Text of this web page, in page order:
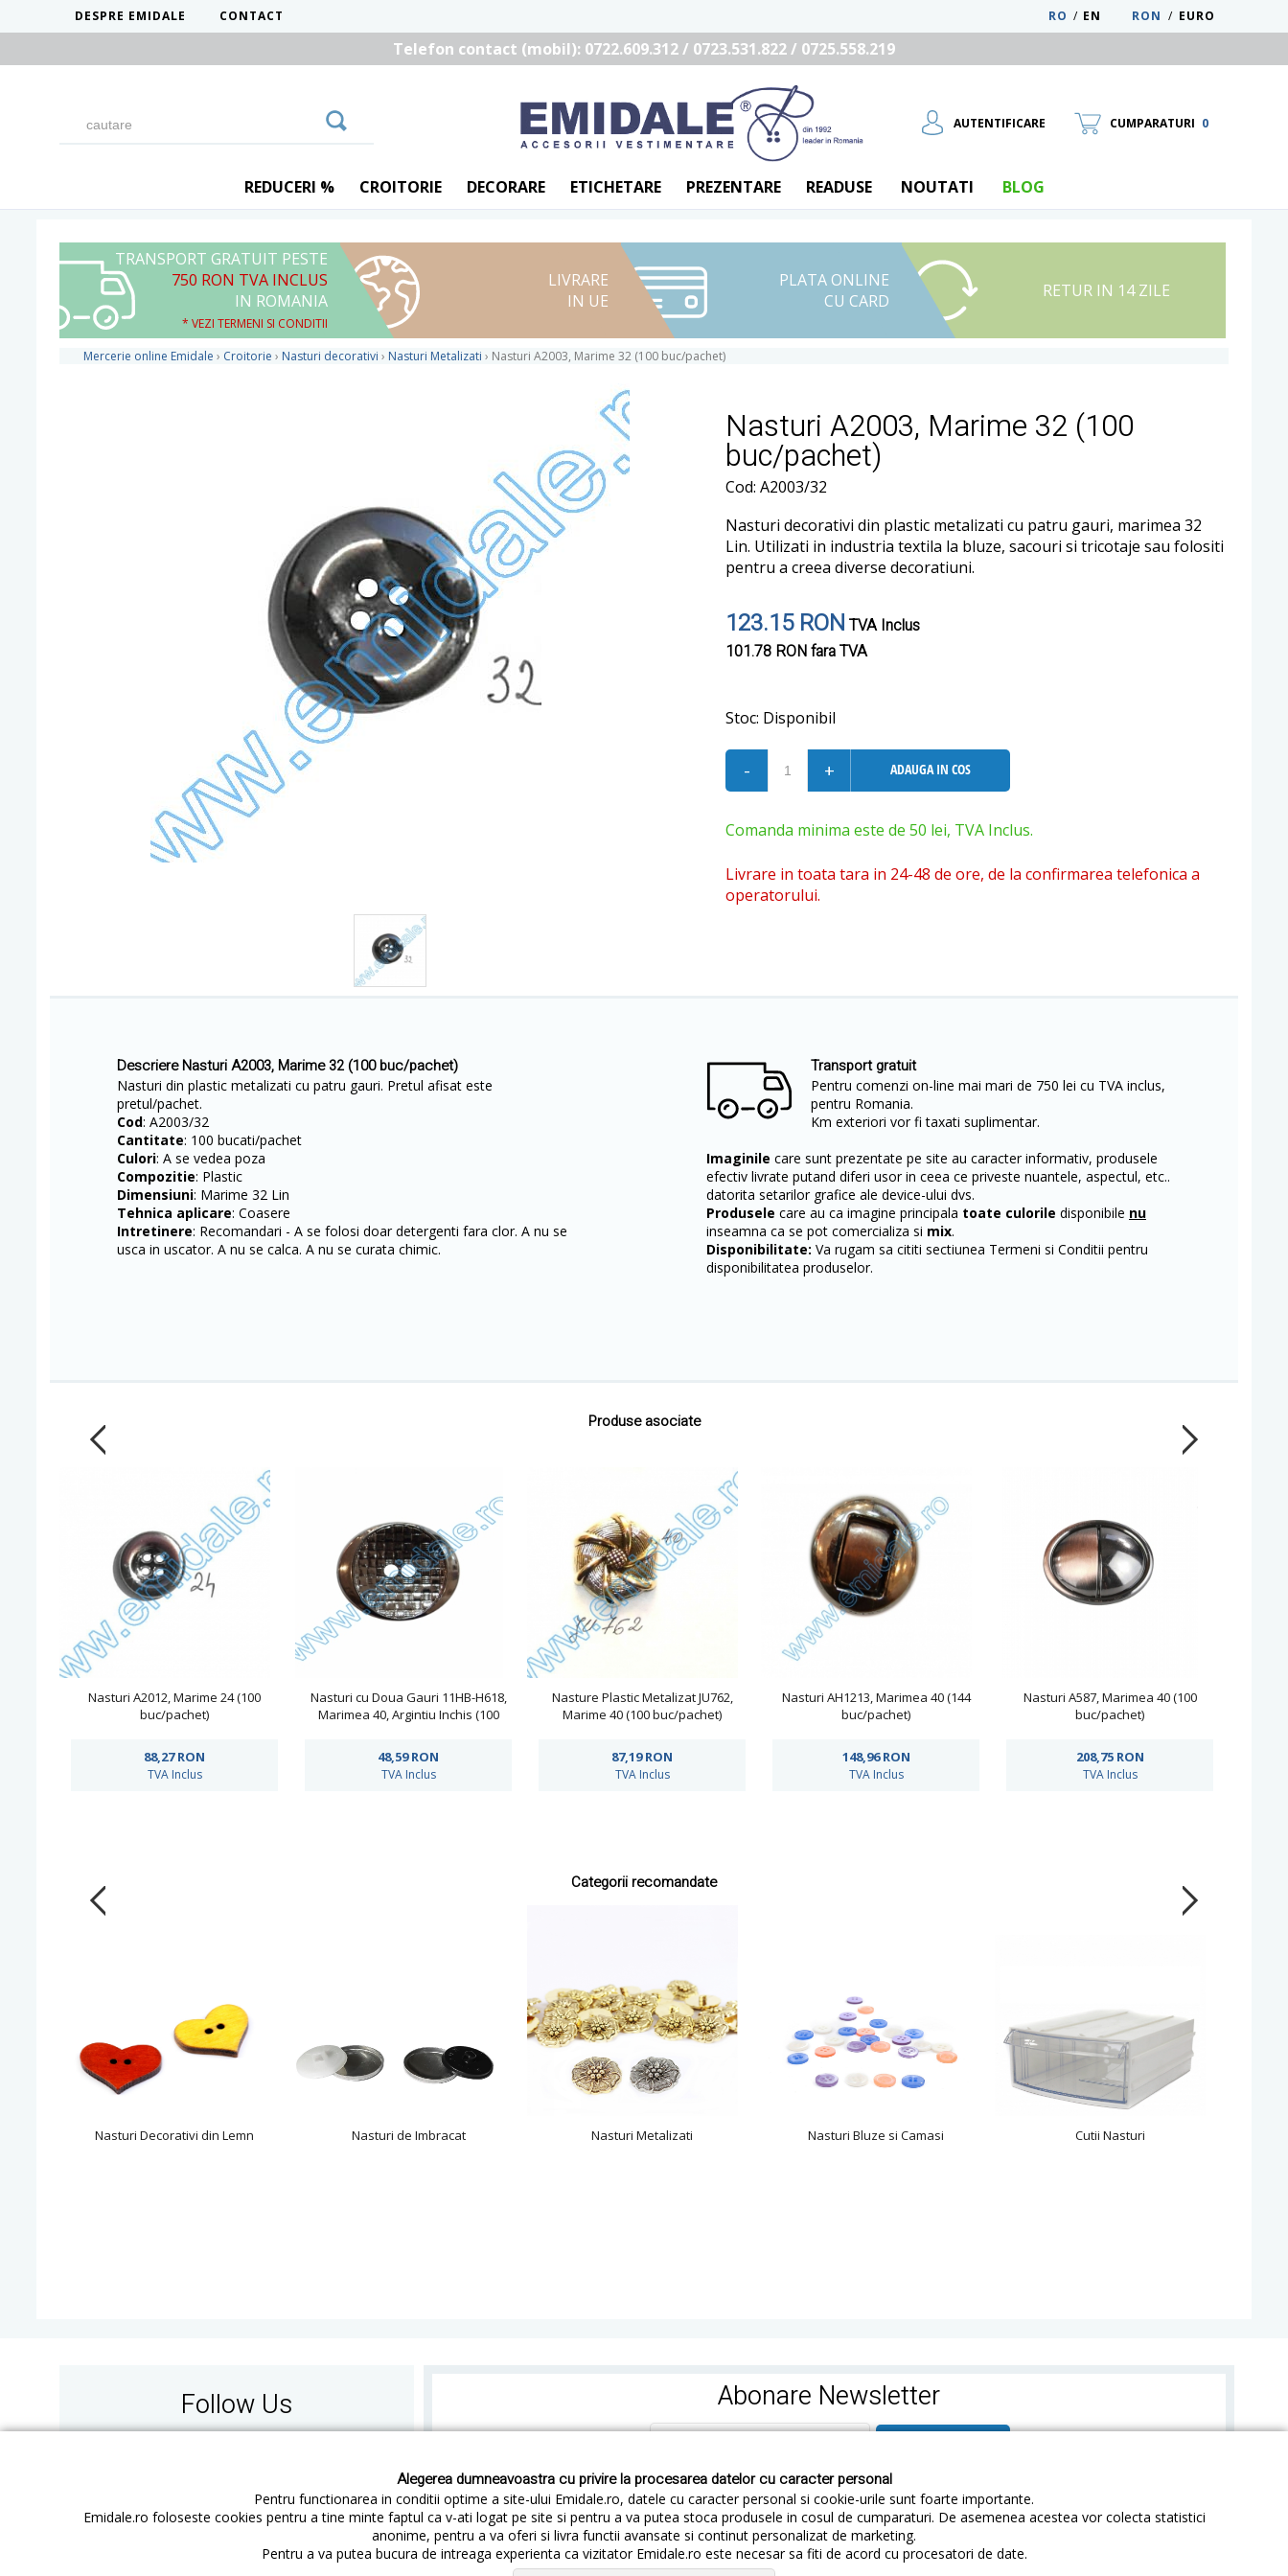
Alegerea dumneavoastra cu privire la procesarea datelor cu caracter personal
Pentru functionarea in conditii optime a site-ului Emidale.ro, datele cu caracter personal si cookie-urile sunt foarte importante.
Emidale.ro foloseste cookies pentru a tine minte faptul ca v-ati logat pe site si pentru a va putea stoca produsele in cosul de cumparaturi. De asemenea acestea vor colecta statistici
anonime, pentru a va oferi si livra functii avansate si continut personalizat de marketing.
Pentru a va putea bucura de intreaga experienta ca vizitator Emidale.ro este necesar sa fiti de acord cu procesatori de date.
DESPRE EMIDALE CONTACT RON / EURO
EN
/
RO
Telefon contact (mobil): 0722.609.312 / 0723.531.822 / 0725.558.219
AUTENTIFICARE
UTILIZATOR NOU
RECUPEREAZA PAROLA
CUMPARATURI 0
REDUCERI % CROITORIE DECORARE ETICHETARE PREZENTARE READUSE NOUTATI BLOG
TRANSPORT GRATUIT PESTE
750 RON TVA INCLUS
IN ROMANIA
* VEZI TERMENI SI CONDITII
LIVRARE
IN UE
PLATA ONLINE
CU CARD
RETUR IN 14 ZILE
Mercerie online Emidale › Croitorie › Nasturi decorativi › Nasturi Metalizati › Nasturi A2003, Marime 32 (100 buc/pachet)
Nasturi A2003, Marime 32 (100
buc/pachet)
Cod: A2003/32
Nasturi decorativi din plastic metalizati cu patru gauri, marimea 32
Lin. Utilizati in industria textila la bluze, sacouri si tricotaje sau folositi
pentru a creea diverse decoratiuni.
123.15 RON TVA Inclus
101.78 RONfara TVA
Stoc: Disponibil
- + ADAUGA IN COS
Comanda minima este de 50 lei, TVA Inclus.
Livrare in toata tara in 24-48 de ore, de la confirmarea telefonica a
operatorului.
Descriere Nasturi A2003, Marime 32 (100 buc/pachet)
Nasturi din plastic metalizati cu patru gauri. Pretul afisat este
pretul/pachet.
Cod: A2003/32
Cantitate: 100 bucati/pachet
Culori: A se vedea poza
Compozitie: Plastic
Dimensiuni: Marime 32 Lin
Tehnica aplicare: Coasere
Intretinere: Recomandari - A se folosi doar detergenti fara clor. A nu se
usca in uscator. A nu se calca. A nu se curata chimic.
Transport gratuit
Pentru comenzi on-line mai mari de 750 lei cu TVA inclus,
pentru Romania.
Km exteriori vor fi taxati suplimentar.
Imaginile care sunt prezentate pe site au caracter informativ, produsele
efectiv livrate putand diferi usor in ceea ce priveste nuantele, aspectul, etc..
datorita setarilor grafice ale device-ului dvs.
Produsele care au ca imagine principala toate culorile disponibile nu
inseamna ca se pot comercializa si mix.
Disponibilitate: Va rugam sa cititi sectiunea Termeni si Conditii pentru
disponibilitatea produselor.
Produse asociate
Nasturi A2012, Marime 24 (100
buc/pachet)
88,27RON
TVA Inclus
Nasturi cu Doua Gauri 11HB-H618,
Marimea 40, Argintiu Inchis (100
48,59RON
TVA Inclus
Nasture Plastic Metalizat JU762,
Marime 40 (100 buc/pachet)
87,19RON
TVA Inclus
Nasturi AH1213, Marimea 40 (144
buc/pachet)
148,96RON
TVA Inclus
Nasturi A587, Marimea 40 (100
buc/pachet)
208,75 RON
TVA Inclus
Categorii recomandate
Nasturi Decorativi din Lemn Nasturi de Imbracat Nasturi Metalizati Nasturi Bluze si Camasi Cutii Nasturi
Follow Us Abonare Newsletter
Cum cumperi Cum platesc Cum livram Cum returnezi Termeni si Conditii Confidentialitate Sitemap